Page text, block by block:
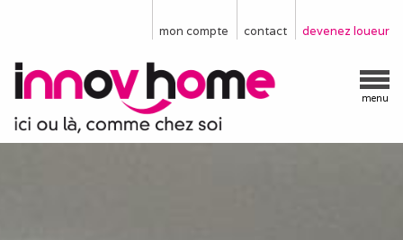
devenez loueur
contact
mon compte
menu